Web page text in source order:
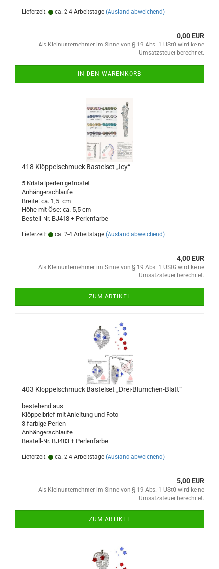
Lieferzeit: ca. 2-4 Arbeitstage (Ausland abweichend)
0,00 EUR
Als Kleinunternehmer im Sinne von § 19 Abs. 1 UStG wird keine
Umsatzsteuer berechnet.
IN DEN WARENKORB
418 Klöppelschmuck Bastelset „Icy“
5 Kristallperlen gefrostet
Anhängerschlaufe
Breite: ca. 1,5 cm
Höhe mit Öse: ca. 5,5 cm
Bestell-Nr. BJ418 + Perlenfarbe
Lieferzeit: ca. 2-4 Arbeitstage (Ausland abweichend)
4,00 EUR
Als Kleinunternehmer im Sinne von § 19 Abs. 1 UStG wird keine
Umsatzsteuer berechnet.
ZUM ARTIKEL
403 Klöppelschmuck Bastelset „Drei-Blümchen-Blatt“
bestehend aus
Klöppelbrief mit Anleitung und Foto
3 farbige Perlen
Anhängerschlaufe
Bestell-Nr. BJ403 + Perlenfarbe
Lieferzeit: ca. 2-4 Arbeitstage (Ausland abweichend)
5,00 EUR
Als Kleinunternehmer im Sinne von § 19 Abs. 1 UStG wird keine
Umsatzsteuer berechnet.
ZUM ARTIKEL